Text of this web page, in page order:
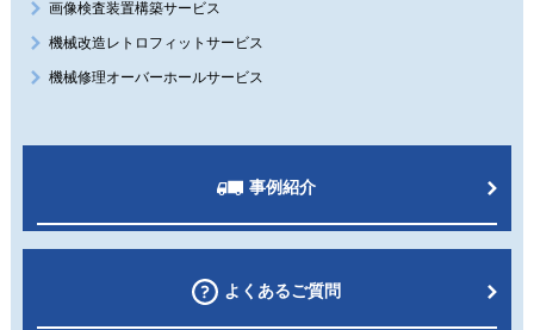
画像検査装置構築サービス
機械改造レトロフィットサービス
機械修理オーバーホールサービス
事例紹介
よくあるご質問